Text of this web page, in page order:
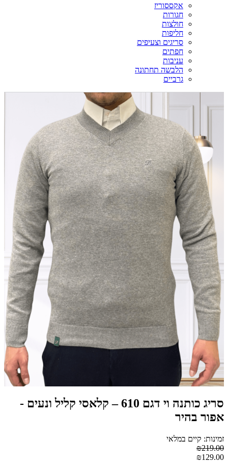
אקססוריז
חגורות
חולצות
חליפות
סריגים וצעיפים
חפתים
עניבות
הלבשה תחתונה
גרביים
סריג כותנה וי דגם 610 – קלאסי קליל ונעים -
אפור בהיר
זמינות: קיים במלאי
₪219.00
₪129.00